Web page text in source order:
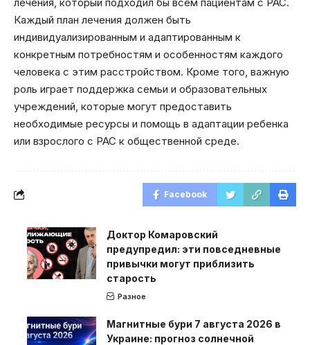
Каждый план лечения должен быть
индивидуализированным и адаптированным к
конкретным потребностям и особенностям каждого
человека с этим расстройством. Кроме того, важную
роль играет поддержка семьи и образовательных
учреждений, которые могут предоставить
необходимые ресурсы и помощь в адаптации ребенка
или взрослого с РАС к общественной среде.
Facebook
Доктор Комаровский
предупредил: эти повседневные
привычки могут приблизить
старость
Разное
Магнитные бури 7 августа 2026 в
Украине: прогноз солнечной